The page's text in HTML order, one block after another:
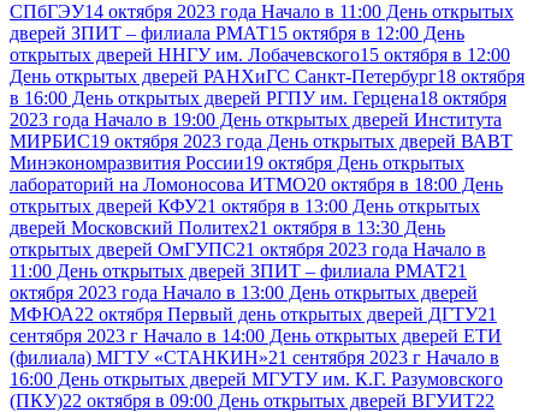
СПбГЭУ14 октября 2023 года Начало в 11:00 День открытых
дверей ЗПИТ – филиала РМАТ15 октября в 12:00 День
открытых дверей ННГУ им. Лобачевского15 октября в 12:00
День открытых дверей РАНХиГС Санкт-Петербург18 октября
в 16:00 День открытых дверей РГПУ им. Герцена18 октября
2023 года Начало в 19:00 День открытых дверей Института
МИРБИС19 октября 2023 года День открытых дверей ВАВТ
Минэкономразвития России19 октября День открытых
лабораторий на Ломоносова ИТМО20 октября в 18:00 День
открытых дверей КФУ21 октября в 13:00 День открытых
дверей Московский Политех21 октября в 13:30 День
открытых дверей ОмГУПС21 октября 2023 года Начало в
11:00 День открытых дверей ЗПИТ – филиала РМАТ21
октября 2023 года Начало в 13:00 День открытых дверей
МФЮА22 октября Первый день открытых дверей ДГТУ21
сентября 2023 г Начало в 14:00 День открытых дверей ЕТИ
(филиала) МГТУ «СТАНКИН»21 сентября 2023 г Начало в
16:00 День открытых дверей МГУТУ им. К.Г. Разумовского
(ПКУ)22 октября в 09:00 День открытых дверей ВГУИТ22